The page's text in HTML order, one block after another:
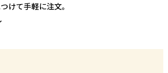
けて手軽に注文。